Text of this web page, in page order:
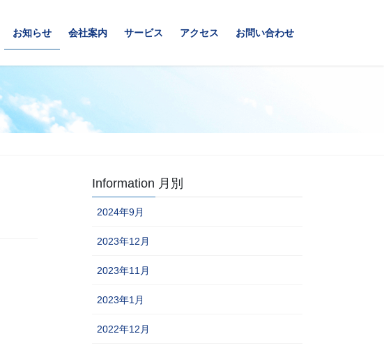
お知らせ 会社案内 サービス アクセス お問い合わせ
Information 月別
2024年9月
2023年12月
2023年11月
2023年1月
2022年12月